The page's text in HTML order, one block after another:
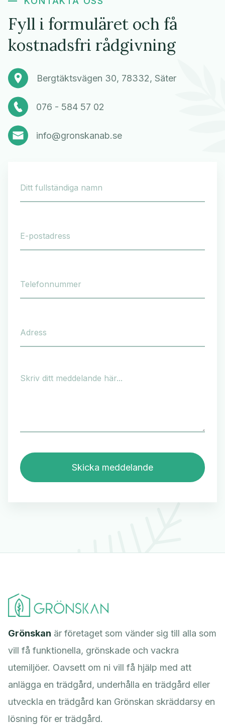
Fyll i formuläret och få
kostnadsfri rådgivning
Bergtäktsvägen 30, 78332, Säter
076 - 584 57 02
info@gronskanab.se
Grönskan är företaget som vänder sig till alla som
vill få funktionella, grönskade och vackra
utemiljöer. Oavsett om ni vill få hjälp med att
anlägga en trädgård, underhålla en trädgård eller
utveckla en trädgård kan Grönskan skräddarsy en
lösning för er trädgård.